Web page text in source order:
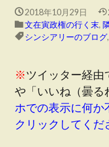
2018年10月29日
文在寅政権の行く末,
シンシアリーのブログ,
※ツイッター経由
や「いいね（曇る
ホでの表示に何か
クリックしてくだ